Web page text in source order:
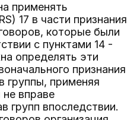
применять
17 в части признания
которые были
с пунктами 14 -
определять эти
признания
группы, применяя
не вправе
групп впоследствии.